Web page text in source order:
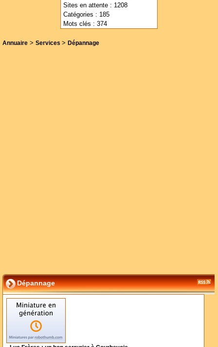
Sites en attente : 1208
Catégories : 185
Mots clés : 374
Annuaire > Services > Dépannage
Dépannage